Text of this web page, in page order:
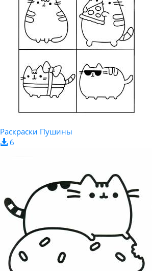
Раскраски Пушины
6